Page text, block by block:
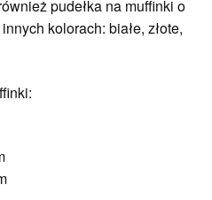
pudełka na muffinki o
kolorach: białe, złote,